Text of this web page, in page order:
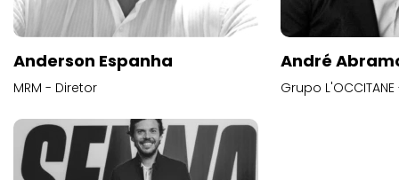
Anderson Espanha
MRM - Diretor
André
Grupo